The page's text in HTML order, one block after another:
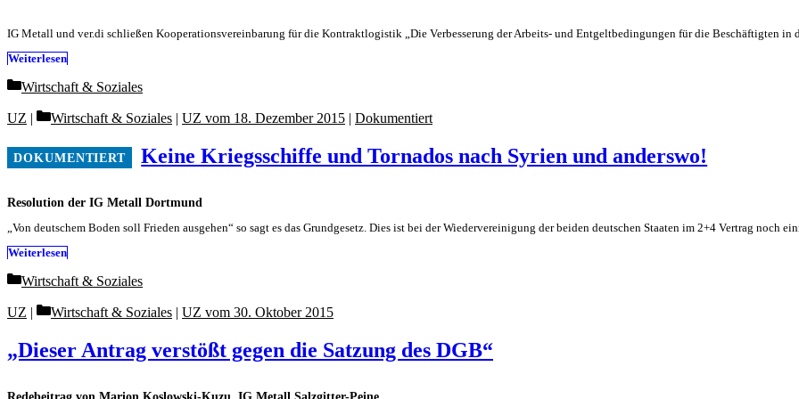
IG Metall und ver.di schließen Kooperationsvereinbarung für die Kontraktlogistik „Die Verbesserung der Arbeits- und Entgeltbedingungen für die Beschäftigten
Weiterlesen
Categories
Wirtschaft & Soziales
Resolution der IG Metall Dortmund
Keine Kriegsschiffe und Tornados nach Syrien und anderswo!
UZ Categories
Wirtschaft & Soziales | UZ vom 18. Dezember 2015 | Dokumentiert
„Von deutschem Boden soll Frieden ausgehen“ so sagt es das Grundgesetz. Dies ist bei der Wiedervereinigung der beiden deutschen Staaten im 2+4 Vertrag noch
Weiterlesen
Categories
Wirtschaft & Soziales
„Dieser Antrag verstößt gegen die Satzung des DGB“
UZ Categories
Wirtschaft & Soziales | UZ vom 30. Oktober 2015